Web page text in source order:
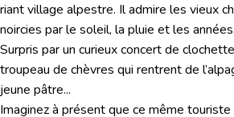
riant village alpestre. Il admire les vieux
noircies par le soleil, la pluie et les années.
Surpris par un curieux concert de
troupeau de chèvres qui rentrent de
jeune pâtre...
Imaginez à présent que ce même touriste